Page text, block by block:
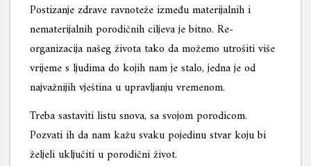
Postizanje zdrave ravnoteže između materijalnih i
nematerijalnih porodičnih ciljeva je bitno. Re-
organizacija našeg života tako da možemo utrošiti više
vrijeme s ljudima do kojih nam je stalo, jedna je od
najvažnijih vještina u upravljanju vremenom.
Treba sastaviti listu snova, sa svojom porodicom.
Pozvati ih da nam kažu svaku pojedinu stvar koju bi
željeli uključiti u porodični život.